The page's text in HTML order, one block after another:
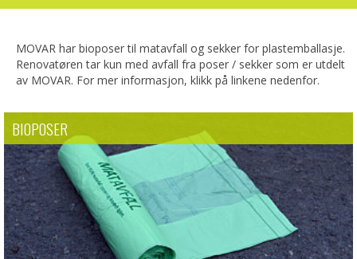
MOVAR har bioposer til matavfall og sekker for plastemballasje.
Renovatøren tar kun med avfall fra poser / sekker som er utdelt
av MOVAR. For mer informasjon, klikk på linkene nedenfor.
BIOPOSER